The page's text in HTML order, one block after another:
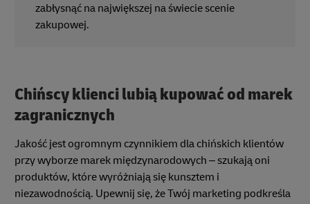
zabłysnąć na największej na świecie scenie
zakupowej.
Chińscy klienci lubią kupować od marek
zagranicznych
Jakość jest ogromnym czynnikiem dla chińskich klientów
przy wyborze marek międzynarodowych – szukają oni
produktów, które wyróżniają się kunsztem i
niezawodnością. Upewnij się, że Twój marketing podkreśla